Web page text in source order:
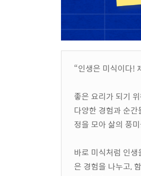
“인생은 미식이다!
좋은 요리가 되기
다양한 경험과 순
정을 모아 삶의 풍
바로 미식처럼 인
은 경험을 나누고,